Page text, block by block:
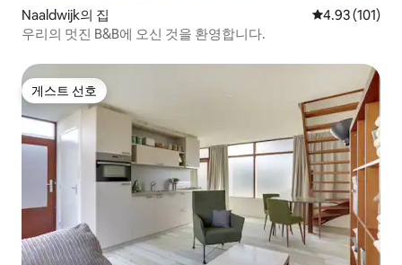
Naaldwijk의 집 평점 4.93점(5
4.93 (101)
우리의 멋진 B&B에 오신 것을 환영합니다.
게스트 선호
게스트 선호